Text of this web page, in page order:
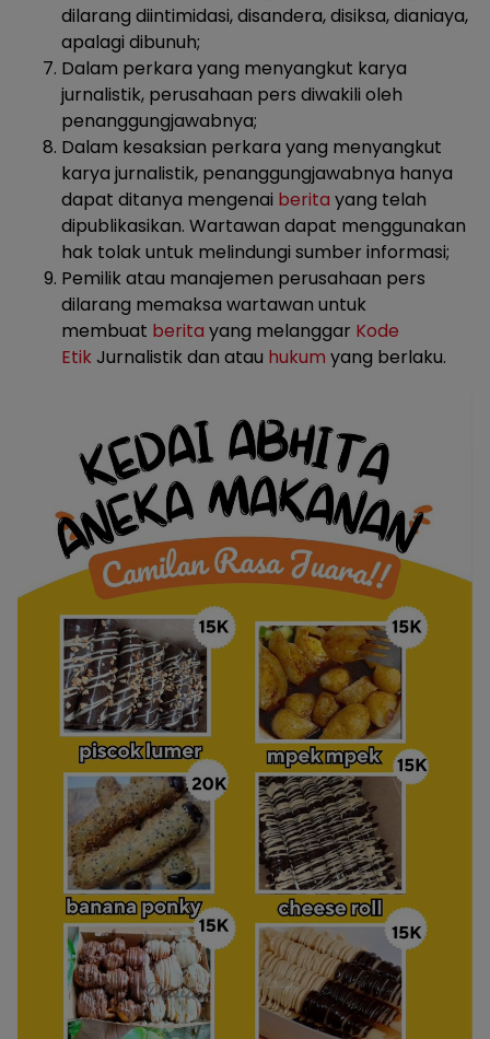
dilarang diintimidasi, disandera, disiksa, dianiaya,
apalagi dibunuh;
Dalam perkara yang menyangkut karya
jurnalistik, perusahaan pers diwakili oleh
penanggungjawabnya;
Dalam kesaksian perkara yang menyangkut
karya jurnalistik, penanggungjawabnya hanya
dapat ditanya mengenai berita yang telah
dipublikasikan. Wartawan dapat menggunakan
hak tolak untuk melindungi sumber informasi;
Pemilik atau manajemen perusahaan pers
dilarang memaksa wartawan untuk
membuat berita yang melanggar Kode
Etik Jurnalistik dan atau hukum yang berlaku.